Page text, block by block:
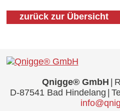
zurück zur Übersicht
Qnigge® GmbH
D-87541 Bad Hindelang